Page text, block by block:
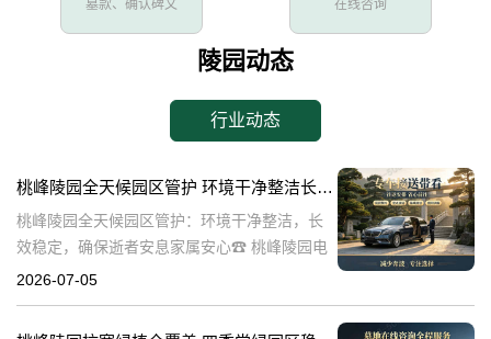
墓款、确认碑文
在线咨询
陵园动态
行业动态
桃峰陵园全天候园区管护 环境干净整洁长效稳定，确保逝者安息家属安心
桃峰陵园全天候园区管护：环境干净整洁，长
效稳定，确保逝者安息家属安心☎ 桃峰陵园电
话:400-838-5063在生命的终点，我们最希望的
2026-07-05